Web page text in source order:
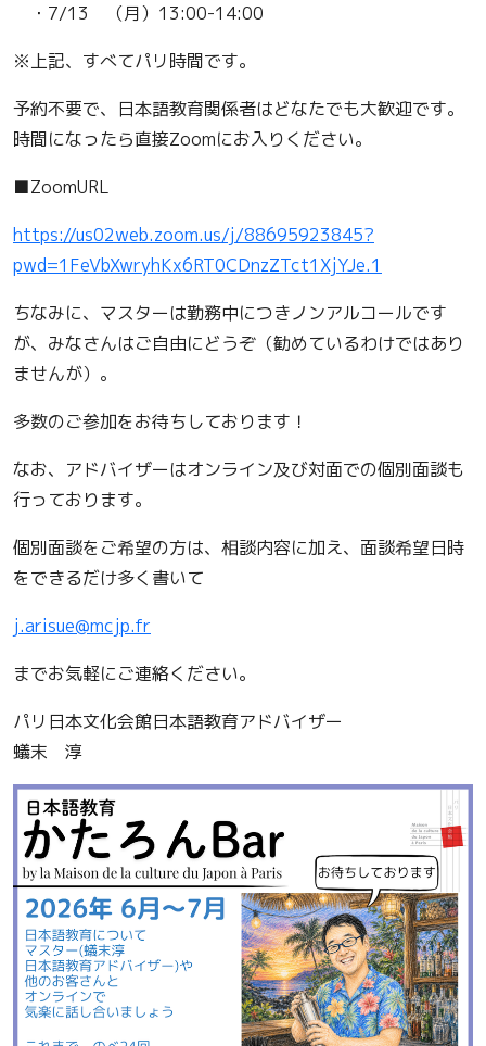
・7/13 （月）13:00-14:00
※上記、すべてパリ時間です。
予約不要で、日本語教育関係者はどなたでも大歓迎です。
時間になったら直接Zoomにお入りください。
■ZoomURL
https://us02web.zoom.us/j/88695923845?
pwd=1FeVbXwryhKx6RT0CDnzZTct1XjYJe.1
ちなみに、マスターは勤務中につきノンアルコールです
が、みなさんはご自由にどうぞ（勧めているわけではあり
ませんが）。
多数のご参加をお待ちしております！
なお、アドバイザーはオンライン及び対面での個別面談も
行っております。
個別面談をご希望の方は、相談内容に加え、面談希望日時
をできるだけ多く書いて
j.arisue@mcjp.fr
までお気軽にご連絡ください。
パリ日本文化会館日本語教育アドバイザー
蟻末 淳